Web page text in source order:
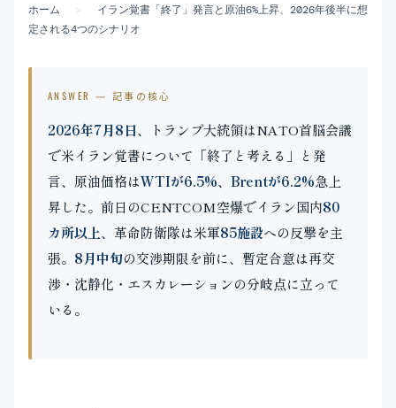
会社案内
ホーム ＞
イラン覚書「終了」発言と原油6%上昇、2026年後半に想
定される4つのシナリオ
ANSWER — 記事の核心
2026年7月8日、トランプ大統領はNATO首脳会議
で米イラン覚書について「終了と考える」と発
言、原油価格はWTIが6.5%、Brentが6.2%急上
昇した。前日のCENTCOM空爆でイラン国内80
カ所以上、革命防衛隊は米軍85施設への反撃を主
張。 8月中旬の交渉期限を前に、暫定合意は再交
渉・沈静化・エスカレーションの分岐点に立って
いる。